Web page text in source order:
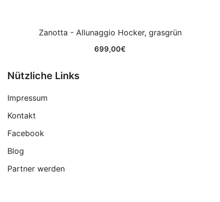
Zanotta - Allunaggio Hocker, grasgrün
699,00€
Nützliche Links
Impressum
Kontakt
Facebook
Blog
Partner werden